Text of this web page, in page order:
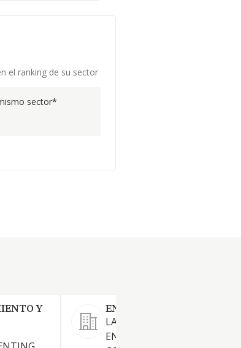
el ranking de su sector
sector*
Y
ENTROPY CARE SYSTEMS
LAS SOLUCIONES DE
ENERGETICA,